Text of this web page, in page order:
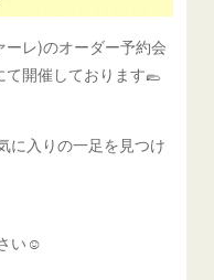
レ)のオーダー予約会
開催しております🥿
に入りの一足を見つけ
い☺️